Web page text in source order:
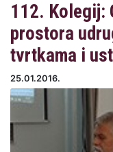
112. Kolegij:
prostora
tvrtkama i
25.01.2016.